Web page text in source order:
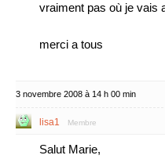
vraiment pas où je vais
merci a tous
3 novembre 2008 à 14 h 00 min
lisa1 Membre
Salut Marie,